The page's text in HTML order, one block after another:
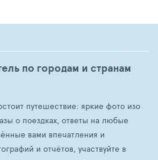
по городам и странам
путешествие: яркие фото изо
о поездках, ответы на любые
вами впечатления и
и отчётов, участвуйте в